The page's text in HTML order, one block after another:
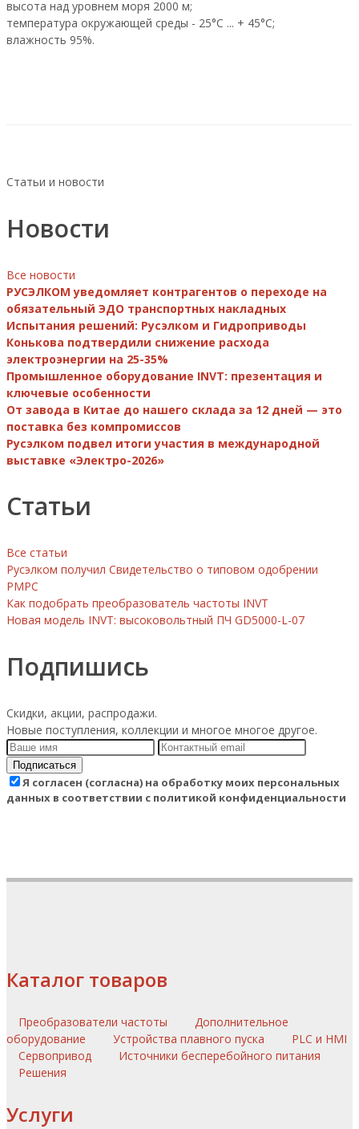
высота над уровнем моря 2000 м;
температура окружающей среды - 25°C ... + 45°C;
влажность 95%.
Статьи и новости
Новости
Все новости
РУСЭЛКОМ уведомляет контрагентов о переходе на
обязательный ЭДО транспортных накладных
Испытания решений: Русэлком и Гидроприводы
Конькова подтвердили снижение расхода
электроэнергии на 25-35%
Промышленное оборудование INVT: презентация и
ключевые особенности
От завода в Китае до нашего склада за 12 дней — это
поставка без компромиссов
Русэлком подвел итоги участия в международной
выставке «Электро-2026»
Статьи
Все статьи
Русэлком получил Свидетельство о типовом одобрении
РМРС
Как подобрать преобразователь частоты INVT
Новая модель INVT: высоковольтный ПЧ GD5000-L-07
Подпишись
Скидки, акции, распродажи.
Новые поступления, коллекции и многое многое другое.
Подписаться
Я согласен (согласна) на обработку моих персональных
данных в соответствии с политикой конфиденциальности
Каталог товаров
Преобразователи частоты
Дополнительное
оборудование
Устройства плавного пуска
PLC и HMI
Сервопривод
Источники бесперебойного питания
Решения
Услуги